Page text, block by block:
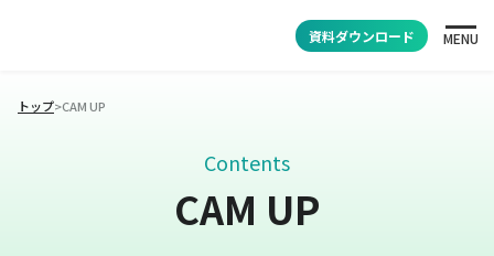
資料ダウンロード MENU
トップ>CAM UP
Contents
CAM UP